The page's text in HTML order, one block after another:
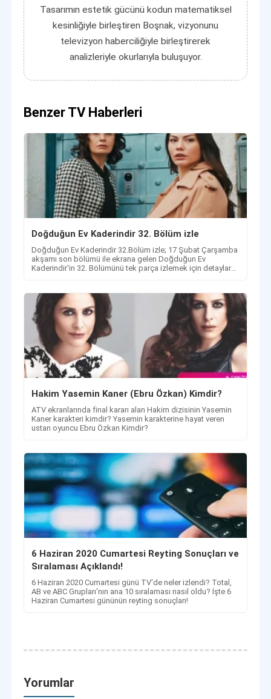
Tasarımın estetik gücünü kodun matematiksel
kesinliğiyle birleştiren Boşnak, vizyonunu
televizyon haberciliğiyle birleştirerek
analizleriyle okurlarıyla buluşuyor.
Benzer TV Haberleri
Doğduğun Ev Kaderindir 32. Bölüm izle
Doğduğun Ev Kaderindir 32.Bölüm izle; 17 Şubat Çarşamba
akşamı son bölümü ile ekrana gelen Doğduğun Ev
Kaderindir'in 32. Bölümünü tek parça izlemek için detaylar
Hakim Yasemin Kaner (Ebru Özkan) Kimdir?
ATV ekranlarında final kararı alan Hakim dizisinin Yasemin
Kaner karakteri kimdir? Yasemin karakterine hayat veren
ustan oyuncu Ebru Özkan Kimdir?
6 Haziran 2020 Cumartesi Reyting Sonuçları ve
Sıralaması Açıklandı!
6 Haziran 2020 Cumartesi günü TV'de neler izlendi? Total,
AB ve ABC Grupları'nın ana 10 sıralaması nasıl oldu? İşte 6
Haziran Cumartesi gününün reyting sonuçları!
Yorumlar